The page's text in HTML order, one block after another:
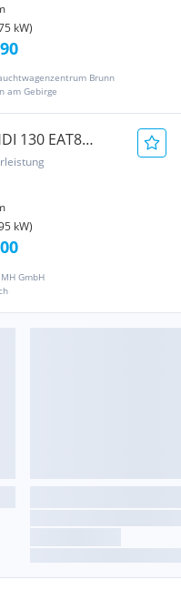
kW)
Brunn
am Gebirge
130 EAT8
kW)
GmbH